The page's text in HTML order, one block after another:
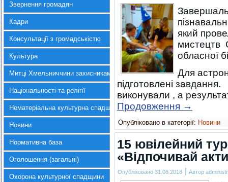
Звернення громадян
Кадри
Консультації з громадськістю
Культура
Митці Хмельниччини захисникам України
Національності та релігії
Нематеріальна культурна спадщина
Новини
Нормативна база
Оголошення (загальні)
Охорона культурної спадщини
який
мистецтв
обласної
Для
підготовлені
виконували , а
Продовження →
Опубліковано в категорії: Новини
15 ювілейний
«Відпочивай
Опубліковано 31.08.2018 | Автор